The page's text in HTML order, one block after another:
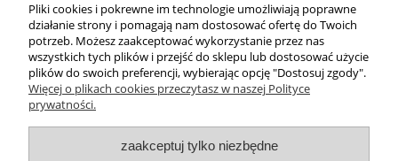
Pomoc
Moje konto
Pliki cookies i pokrewne im technologie umożliwiają poprawne
działanie strony i pomagają nam dostosować ofertę do Twoich
potrzeb. Możesz zaakceptować wykorzystanie przez nas
wszystkich tych plików i przejść do sklepu lub dostosować użycie
plików do swoich preferencji, wybierając opcję "Dostosuj zgody".
Więcej o plikach cookies przeczytasz w naszej Polityce
prywatności.
zaakceptuj tylko niezbędne